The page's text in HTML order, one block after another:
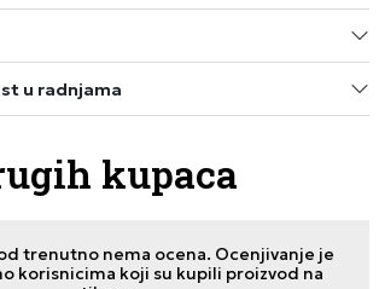
u radnjama
kupaca
trenutno nema ocena. Ocenjivanje je
korisnicima koji su kupili proizvod na